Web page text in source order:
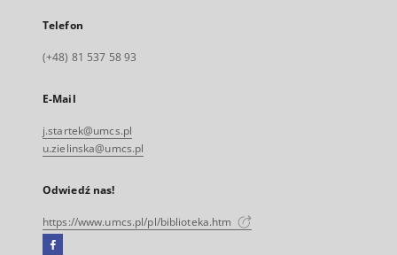
Telefon
(+48) 81 537 58 93
E-Mail
j.startek@umcs.pl
u.zielinska@umcs.pl
Odwiedź nas!
https://www.umcs.pl/pl/biblioteka.htm
Facebook